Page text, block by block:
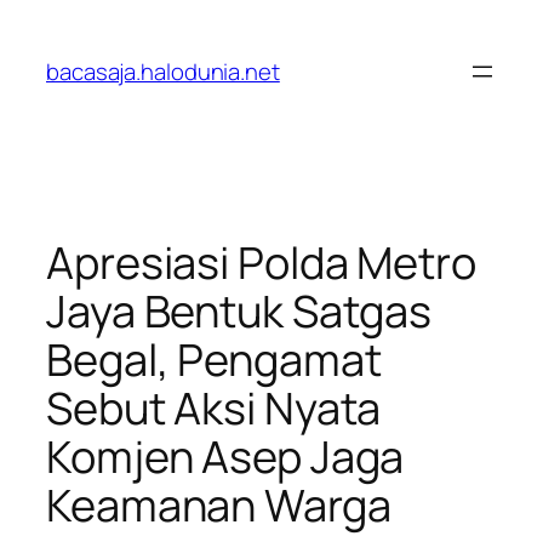
konten
bacasaja.halodunia.net
Apresiasi Polda Metro
Jaya Bentuk Satgas
Begal, Pengamat
Sebut Aksi Nyata
Komjen Asep Jaga
Keamanan Warga